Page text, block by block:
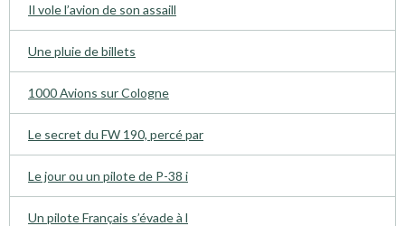
Il vole l’avion de son assaill
Une pluie de billets
1000 Avions sur Cologne
Le secret du FW 190, percé par
Le jour ou un pilote de P-38 i
Un pilote Français s’évade à l